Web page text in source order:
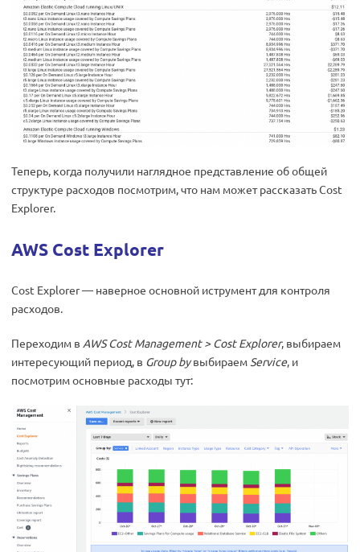
Теперь, когда получили наглядное представление об общей
структуре расходов посмотрим, что нам может рассказать Cost
Explorer.
AWS Cost Explorer
Cost Explorer — наверное основной иструмент для контроля
расходов.
Переходим в AWS Cost Management>Cost Explorer, выбираем
интересующий период, в Group byвыбираем Service, и
посмотрим основные расходы тут: